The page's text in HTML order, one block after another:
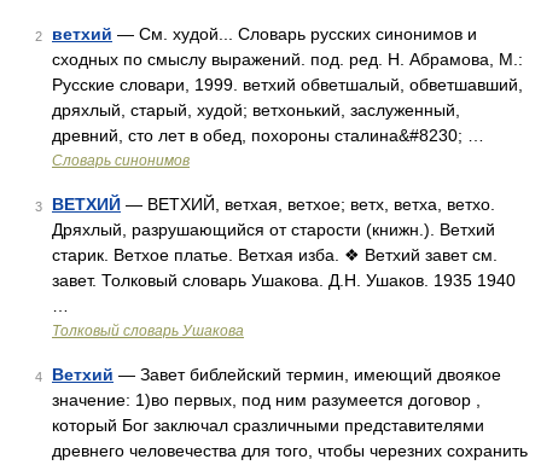
2 ветхий — См. худой... Словарь русских синонимов и
сходных по смыслу выражений. под. ред. Н. Абрамова, М.:
Русские словари, 1999. ветхий обветшалый, обветшавший,
дряхлый, старый, худой; ветхонький, заслуженный,
древний, сто лет в обед, похороны сталина&#8230; …
Словарь синонимов
3 ВЕТХИЙ — ВЕТХИЙ, ветхая, ветхое; ветх, ветха, ветхо.
Дряхлый, разрушающийся от старости (книжн.). Ветхий
старик. Ветхое платье. Ветхая изба. ❖ Ветхий завет см.
завет. Толковый словарь Ушакова. Д.Н. Ушаков. 1935 1940
Толковый словарь Ушакова
4 Ветхий — Завет библейский термин, имеющий двоякое
значение: 1)во первых, под ним разумеется договор ,
который Бог заключал сразличными представителями
древнего человечества для того, чтобы черезних сохранить